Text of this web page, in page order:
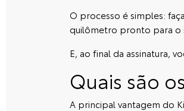
O processo é simples:
quilômetro pronto para o
E, ao final da assinatura,
Quais são
A principal vantagem do